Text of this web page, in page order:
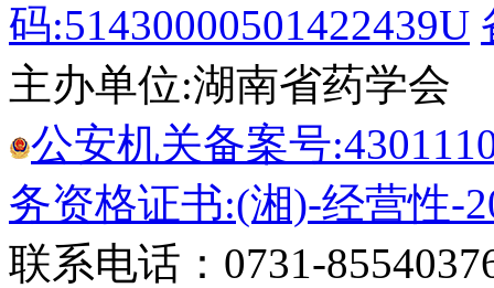
码:51430000501422439U
主办单位:湖南省药学会
公安机关备案号
务资格证书:(湘)-经营性-
联系电话：0731-